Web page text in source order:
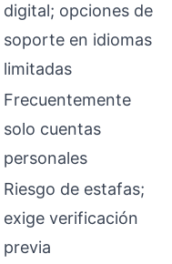
digital; opciones de
soporte en idiomas
limitadas
Frecuentemente
solo cuentas
personales
Riesgo de estafas;
exige verificación
previa